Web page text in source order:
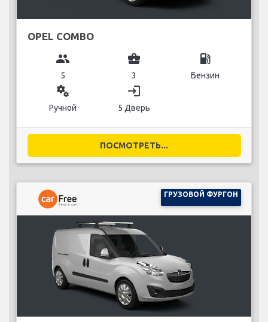
OPEL COMBO
group
5
business_center
3
local_gas_station
Бензин
miscellaneous_services
Ручной
login
5 Дверь
ПОСМОТРЕТЬ...
ГРУЗОВОЙ ФУРГОН